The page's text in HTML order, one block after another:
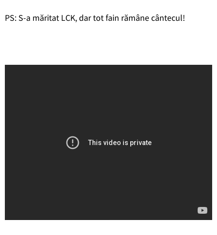
PS: S-a măritat LCK, dar tot fain rămâne cântecul!